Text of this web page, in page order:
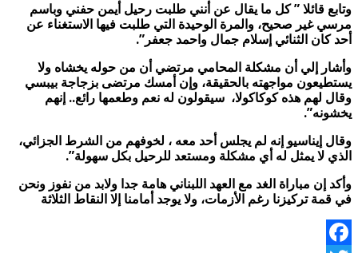
وتابع قائلا ” كل ما يقال عن أنني طلبت رحيل أيمن حفني وباسم
مرسي غير صحيح، والمرة الوحيدة التي طلبت فيها الاستغناء عن
أحد كان الثنائي إسلام جمال واحمد جعفر”.
وأشار إلي أن مشكلة المحامي مرتضي أن من حوله يخشاه ولا
يستطيعون مواجهته بالحقيقة، وإن أمسك مرتضى بزجاجة بيبسي
وقال لهم هذه كوكاكولا، سيقولون له نعم وطعمها رائع.. إنهم
يخشونه”.
وقال إيناسيو إنه لم يجلس أحد معه ، لخوفهم من الشرط الجزائي،
الذي لا يمثل له أي مشكلة ومستعد للرحيل بكل سهولة”.
وأكد إن مباراة الغد مع العهد اللبناني هامة جدا ولابد من نفوز ونحن
في قمة تركيزنا رغم الأزمات، ولا يوجد أمامنا إلا النقاط الثلاثة